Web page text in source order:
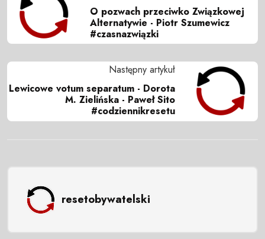
O pozwach przeciwko Związkowej
Alternatywie - Piotr Szumewicz
#czasnazwiązki
Następny artykuł
Lewicowe votum separatum - Dorota
M. Zielińska - Paweł Sito
#codziennikresetu
resetobywatelski